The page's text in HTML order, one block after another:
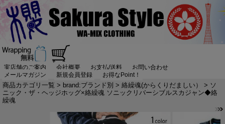
実店舗のご案内 会社概要 お支払/送料
お問い合わせ
メールマガジン
新規会員登録 お得なPoint！
商品カテゴリ一覧 > brand:ブランド別 > 絡繰魂(からくりだましい）
> ソ
ニック・ザ・ヘッジホッグ×絡繰魂 ソニックリバーシブルスカジャン◆絡
繰魂